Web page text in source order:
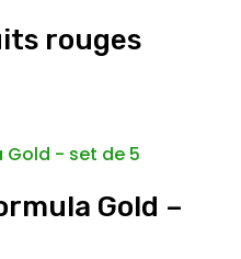
rouges
Gold –